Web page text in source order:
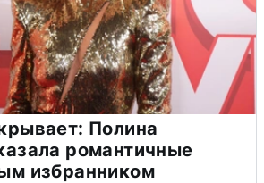
Полина
романтичные
избранником